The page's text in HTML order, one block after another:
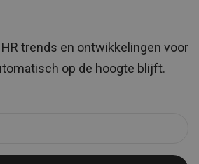
trends en ontwikkelingen voor
op de hoogte blijft.